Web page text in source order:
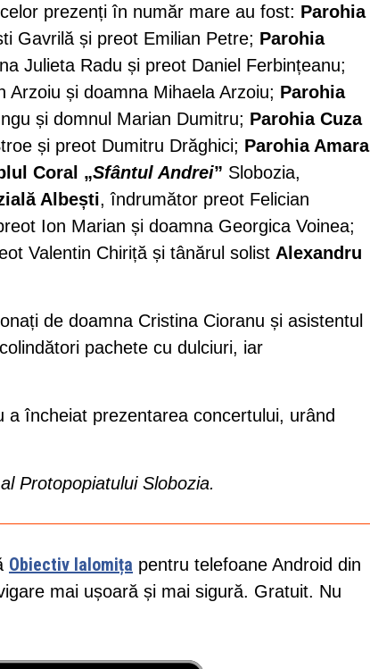
prezenți în număr mare au fost: Parohia
Gavrilă și preot Emilian Petre; Parohia
Julieta Radu și preot Daniel Ferbințeanu;
și doamna Mihaela Arzoiu; Parohia
și domnul Marian Dumitru; Parohia Cuza
și preot Dumitru Drăghici; Parohia Amara
Coral „Sfântul Andrei” Slobozia,
Albești, îndrumător preot Felician
Ion Marian și doamna Georgica Voinea;
Valentin Chiriță și tânărul solist Alexandru
de doamna Cristina Cioranu și asistentul
pachete cu dulciuri, iar
încheiat prezentarea concertului, urând
al Protopopiatului Slobozia.
Obiectiv Ialomița pentru telefoane Android din
mai ușoară și mai sigură. Gratuit. Nu